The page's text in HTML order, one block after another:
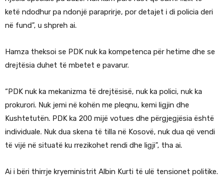
ketë ndodhur pa ndonjë paraprirje, por detajet i di policia deri
në fund”, u shpreh ai.
Hamza theksoi se PDK nuk ka kompetenca për hetime dhe se
drejtësia duhet të mbetet e pavarur.
“PDK nuk ka mekanizma të drejtësisë, nuk ka polici, nuk ka
prokurori. Nuk jemi në kohën me pleqnu, kemi ligjin dhe
Kushtetutën. PDK ka 200 mijë votues dhe përgjegjësia është
individuale. Nuk dua skena të tilla në Kosovë, nuk dua që vendi
të vijë në situatë ku rrezikohet rendi dhe ligji”, tha ai.
Ai i bëri thirrje kryeministrit Albin Kurti të ulë tensionet politike.